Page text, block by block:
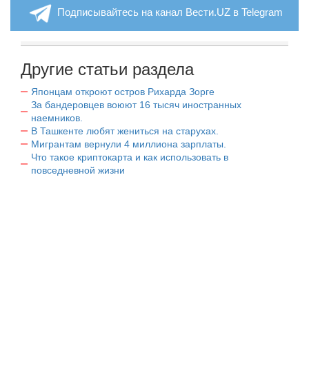
Подписывайтесь на канал Вести.UZ в Telegram
Другие статьи раздела
Японцам откроют остров Рихарда Зорге
За бандеровцев воюют 16 тысяч иностранных
наемников.
В Ташкенте любят жениться на старухах.
Мигрантам вернули 4 миллиона зарплаты.
Что такое криптокарта и как использовать в
повседневной жизни